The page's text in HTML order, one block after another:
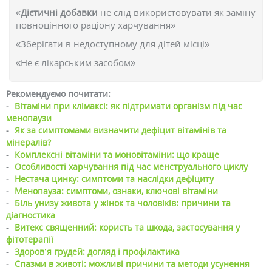
«Дієтичні добавки не слід використовувати як заміну
повноцінного раціону харчування»
«Зберігати в недоступному для дітей місці»
«Не є лікарським засобом»
Рекомендуємо почитати:
- Вітаміни при клімаксі: як підтримати організм під час
менопаузи
- Як за симптомами визначити дефіцит вітамінів та
мінералів?
- Комплексні вітаміни та моновітаміни: що краще
- Особливості харчування під час менструального циклу
- Нестача цинку: симптоми та наслідки дефіциту
- Менопауза: симптоми, ознаки, ключові вітаміни
- Біль унизу живота у жінок та чоловіків: причини та
діагностика
- Витекс священний: користь та шкода, застосування у
фітотерапії
- Здоров’я грудей: догляд і профілактика
- Спазми в животі: можливі причини та методи усунення